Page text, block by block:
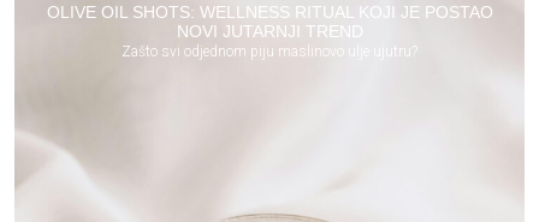
OLIVE OIL SHOTS: WELLNESS RITUAL KOJI JE POSTAO
NOVI JUTARNJI TREND
Zašto svi odjednom piju maslinovo ulje ujutru?